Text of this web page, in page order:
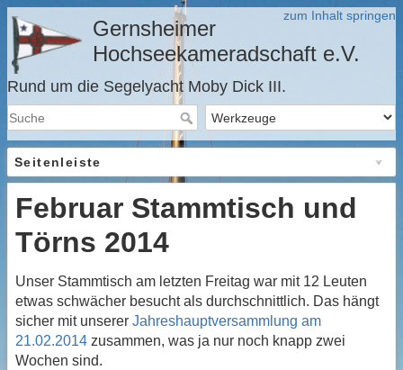
zum Inhalt springen
Gernsheimer
Hochseekameradschaft e.V.
Rund um die Segelyacht Moby Dick III.
Seitenleiste
Februar Stammtisch und
Törns 2014
Unser Stammtisch am letzten Freitag war mit 12 Leuten
etwas schwächer besucht als durchschnittlich. Das hängt
sicher mit unserer Jahreshauptversammlung am
21.02.2014 zusammen, was ja nur noch knapp zwei
Wochen sind.